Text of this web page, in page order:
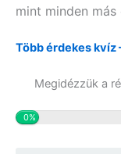
mint minden
Több érdekes kvíz
Megidézzük a
0%